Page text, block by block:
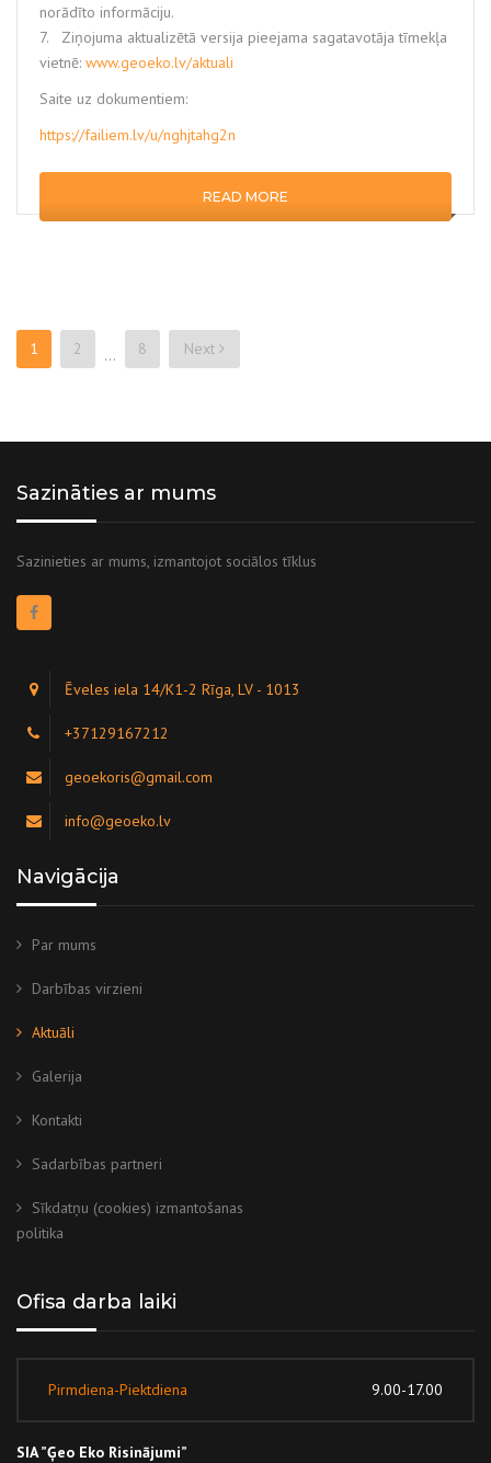
norādīto informāciju.
7. Ziņojuma aktualizētā versija pieejama sagatavotāja tīmekļa
vietnē: www.geoeko.lv/aktuali
Saite uz dokumentiem:
https://failiem.lv/u/nghjtahg2n
READ MORE
Posts
1 2 … 8 Next
Sazināties ar mums
Sazinieties ar mums, izmantojot sociālos tīklus
Ēveles iela 14/K1-2 Rīga, LV - 1013
+37129167212
geoekoris@gmail.com
info@geoeko.lv
Navigācija
Par mums
Darbības virzieni
Aktuāli
Galerija
Kontakti
Sadarbības partneri
Sīkdatņu (cookies) izmantošanas
politika
Ofisa darba laiki
Pirmdiena-Piektdiena 9.00-17.00
SIA ”Ģeo Eko Risinājumi”